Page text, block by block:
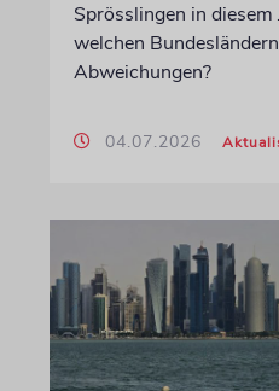
Sprösslingen in diesem
welchen
Abweichungen?
04.07.2026